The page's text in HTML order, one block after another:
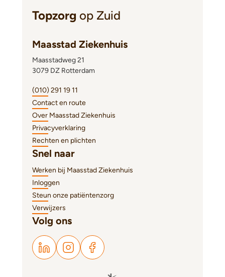
Topzorg op Zuid
Maasstad Ziekenhuis
Maasstadweg 21
3079 DZ Rotterdam
(010) 291 19 11
Contact en route
Over Maasstad Ziekenhuis
Privacyverklaring
Rechten en plichten
Snel naar
Werken bij Maasstad Ziekenhuis
Inloggen
Steun onze patiëntenzorg
Verwijzers
Volg ons